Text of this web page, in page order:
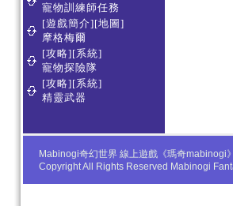
寵物訓練師任務
[遊戲簡介][地圖]
摩格梅爾
[攻略][系統]
寵物探險隊
[攻略][系統]
精靈武器
Mabinogi奇幻世界 線上遊戲《瑪奇mabinogi
Copyright All Rights Reserved Mabinogi